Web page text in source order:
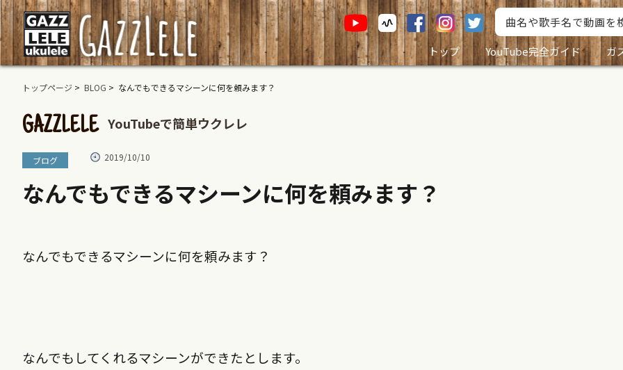
トップ YouTube完全ガイド ガ
トップページ > BLOG > なんでもできるマシーンに何を頼みます？
GAZZLELE YouTubeで簡単ウクレレ
ブログ 2019/10/10
なんでもできるマシーンに何を頼みます？
なんでもできるマシーンに何を頼みます？
なんでもしてくれるマシーンができたとします。